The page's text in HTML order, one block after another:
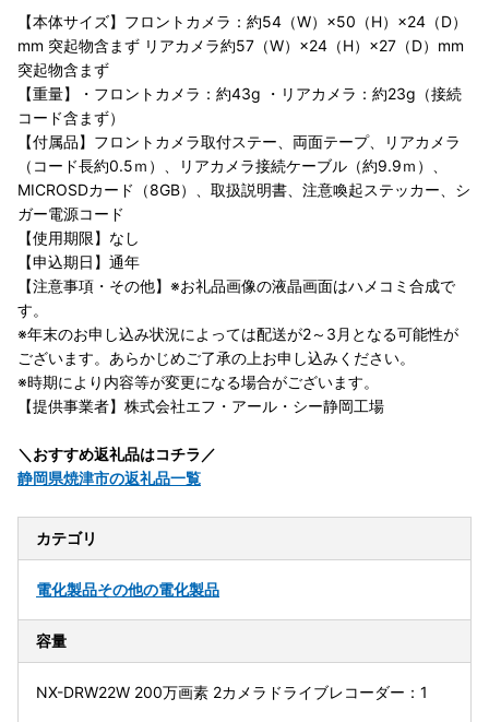
【本体サイズ】フロントカメラ：約54（W）×50（H）×24（D）
mm 突起物含まず リアカメラ約57（W）×24（H）×27（D）mm
突起物含まず
【重量】・フロントカメラ：約43g ・リアカメラ：約23g（接続
コード含まず）
【付属品】フロントカメラ取付ステー、両面テープ、リアカメラ
（コード長約0.5ｍ）、リアカメラ接続ケーブル（約9.9ｍ）、
MICROSDカード（8GB）、取扱説明書、注意喚起ステッカー、シ
ガー電源コード
【使用期限】なし
【申込期日】通年
【注意事項・その他】※お礼品画像の液晶画面はハメコミ合成で
す。
※年末のお申し込み状況によっては配送が2～3月となる可能性が
ございます。あらかじめご了承の上お申し込みください。
※時期により内容等が変更になる場合がございます。
【提供事業者】株式会社エフ・アール・シー静岡工場
＼おすすめ返礼品はコチラ／
静岡県焼津市の返礼品一覧
カテゴリ
電化製品その他の電化製品
容量
NX-DRW22W 200万画素 2カメラドライブレコーダー：1